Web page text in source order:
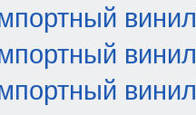
винил
винил
винил